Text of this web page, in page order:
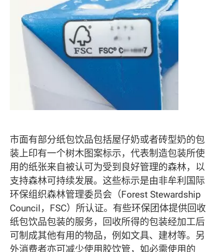
市面有部分纸包饮品包括屋仔奶或者砖型奶的包
装上印有一个树木图案标示，代表制造包装所使
用的纸张来自被认可为受到良好管理的森林，以
支持森林可持续发展。这些标示是由非牟利国际
环保组织森林管理委员会（Forest Stewardship
Council，FSC）所认证。有些环保团体提供回收
纸包饮品包装的服务，回收所得的包装经加工后
可制成其他有用的物品，例如文具、建材等。另
外消费者亦可减少使用胶饮管，如必需使用的